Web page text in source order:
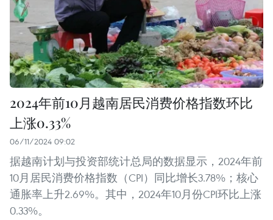
2024年前10月越南居民消费价格指数环比
上涨0.33%
06/11/2024 09:02
据越南计划与投资部统计总局的数据显示，2024年前
10月居民消费价格指数（CPI）同比增长3.78%；核心
通胀率上升2.69%。其中，2024年10月份CPI环比上涨
0.33%。